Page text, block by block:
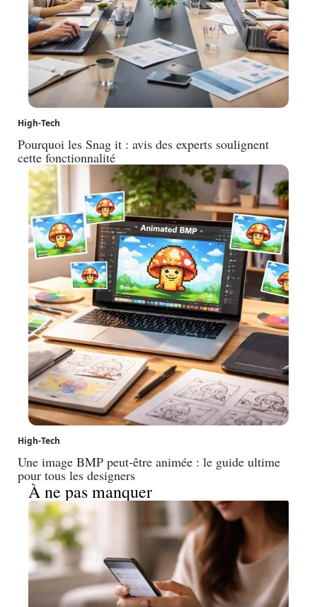
High-Tech
Pourquoi les Snag it : avis des experts soulignent
cette fonctionnalité
High-Tech
Une image BMP peut-être animée : le guide ultime
pour tous les designers
À ne pas manquer